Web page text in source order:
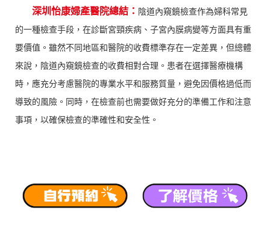
深圳怡康婦產醫院總結： 陰道內窺鏡檢查作為婦科常見
的一種檢查手段，在診斷宮頸疾病、子宮內膜病變等方面具有重
要價值。雖然不同地區和醫院的收費標準存在一定差異，但總體
來說，陰道內窺鏡檢查的收費相對合理。患者在選擇醫療機構
時，應充分考慮醫院的專業水平和服務質量，避免因價格過低而
導致的風險。同時，在檢查前也需要做好充分的準備工作和注意
事項，以確保檢查的準確性和安全性。